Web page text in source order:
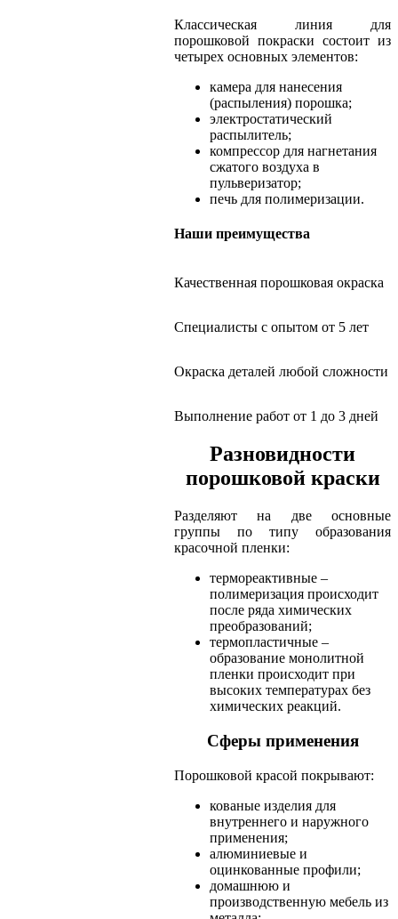
Классическая линия для
порошковой покраски состоит из
четырех основных элементов:
камера для нанесения
(распыления) порошка;
электростатический
распылитель;
компрессор для нагнетания
сжатого воздуха в
пульверизатор;
печь для полимеризации.
Наши преимущества
Качественная порошковая окраска
Специалисты с опытом от 5 лет
Окраска деталей любой сложности
Выполнение работ от 1 до 3 дней
Разновидности
порошковой краски
Разделяют на две основные
группы по типу образования
красочной пленки:
термореактивные –
полимеризация происходит
после ряда химических
преобразований;
термопластичные –
образование монолитной
пленки происходит при
высоких температурах без
химических реакций.
Сферы применения
Порошковой красой покрывают:
кованые изделия для
внутреннего и наружного
применения;
алюминиевые и
оцинкованные профили;
домашнюю и
производственную мебель из